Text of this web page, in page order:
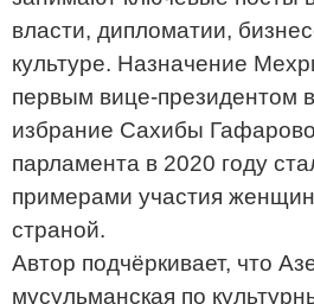
власти, дипломатии,
культуре. Назначение
первым вице-президентом
избрание Сахибы
парламента в 2020 году
примерами участия
страной.
Автор подчёркивает, что
мусульманская по